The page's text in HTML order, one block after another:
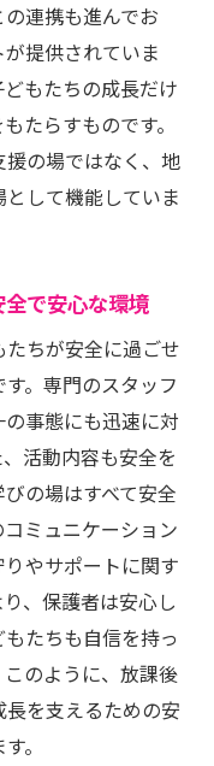
み
ス設計
ロジェクト
による相乗効果
ログラム
習得
取り組み
す教育方法
ショップ
とフィードバッ
が繋ぐ新たな未
ラム
連携も進んでお
提供されていま
もたちの成長だけ
たらすものです。
の場ではなく、地
して機能していま
で安心な環境
ちが安全に過ごせ
。専門のスタッフ
事態にも迅速に対
活動内容も安全を
の場はすべて安全
ミュニケーション
やサポートに関す
、保護者は安心し
たちも自信を持っ
のように、放課後
を支えるための安
。